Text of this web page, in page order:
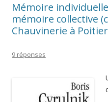
Mémoire
mémoire collective
Chauvinerie à
9 réponses